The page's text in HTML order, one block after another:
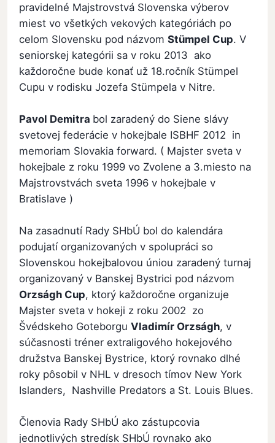
pravidelné Majstrovstvá Slovenska výberov
miest vo všetkých vekových kategóriách po
celom Slovensku pod názvomStümpel Cup. V
seniorskej kategórii sa v roku 2013 ako
každoročne bude konať už 18.ročník Stümpel
Cupu v rodisku Jozefa Stümpela v Nitre.
Pavol Demitra bol zaradený do Siene slávy
svetovej federácie v hokejbale ISBHF 2012 in
memoriam Slovakia forward. ( Majster sveta v
hokejbale z roku 1999 vo Zvolene a 3.miesto na
Majstrovstvách sveta 1996 v hokejbale v
Bratislave )
Na zasadnutí Rady SHbÚ bol do kalendára
podujatí organizovaných v spolupráci so
Slovenskou hokejbalovou úniou zaradený turnaj
organizovaný v Banskej Bystrici pod názvom
Orzságh Cup, ktorý každoročne organizuje
Majster sveta v hokeji z roku 2002 zo
Švédskeho GoteborguVladimír Orzságh, v
súčasnosti tréner extraligového hokejového
družstva Banskej Bystrice, ktorý rovnako dlhé
roky pôsobil v NHL v dresoch tímov New York
Islanders, Nashville Predators a St. Louis Blues.
Členovia Rady SHbÚ ako zástupcovia
jednotlivých stredísk SHbÚ rovnako ako